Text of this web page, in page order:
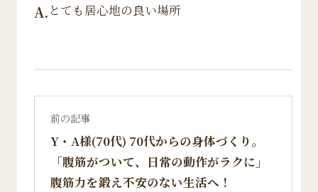
A. とても居心地の良い場所
前の記事
Y・A様(70代) 70代からの身体づくり。
「腹筋がついて、日常の動作がラクに」
腹筋力を鍛え不安のない生活へ！